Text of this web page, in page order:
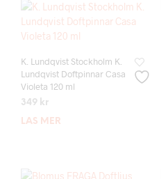
K. Lundqvist Stockholm K.
Lundqvist Doftpinnar Casa
Violeta 120 ml
349 kr
LÄS MER